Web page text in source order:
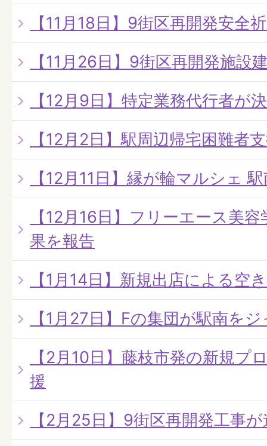
【11月18日】9街区再開発安全
【11月26日】9街区再開発施設
【12月9日】特定業務代行者が
【12月2日】駅周辺帰宅困難者
【12月11日】縁が輪マルシェ
【12月16日】フリーエース美
果を報告
【1月14日】新規出店による空
【1月27日】Fの集団が駅南を
【2月10日】藤枝市発の新規プ
援
【2月25日】9街区再開発工事